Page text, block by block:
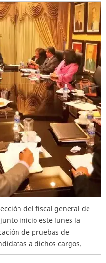
del fiscal general de
inició este lunes la
de pruebas de
a dichos cargos.